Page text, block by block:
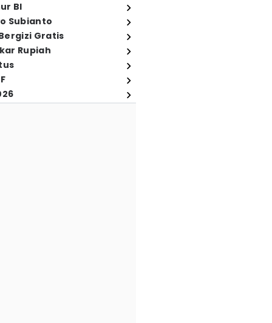
BI
Subianto
Gratis
Rupiah